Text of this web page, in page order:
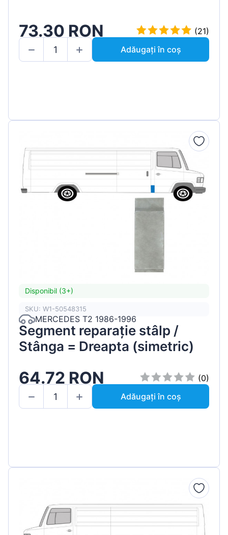
73.30 RON
(21)
Adăugați în coș
Disponibil (3+)
SKU: W1-50548315
MERCEDES T2 1986-1996
Segment reparație stâlp /
Stânga = Dreapta (simetric)
64.72 RON
(0)
Adăugați în coș